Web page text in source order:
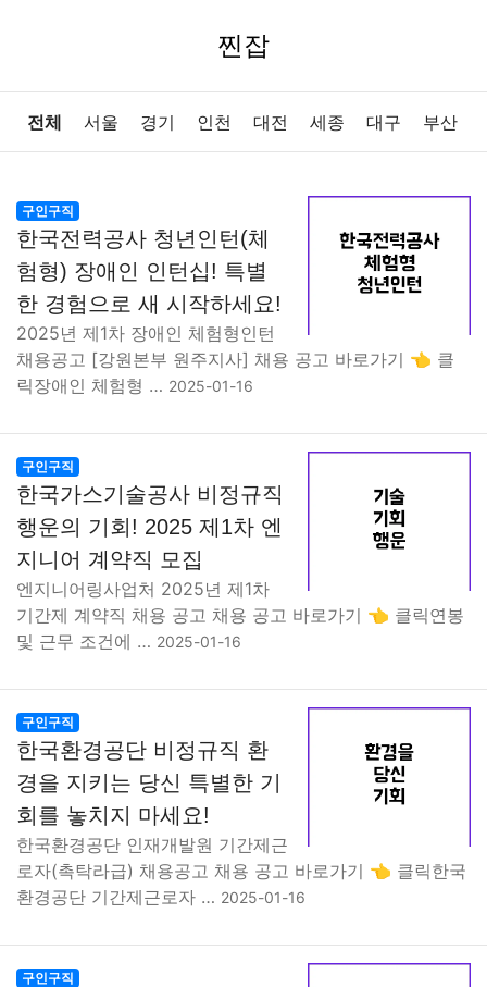
찐잡
전체 서울 경기 인천 대전 세종 대구 부산
전남 제주
구인구직
한국전력공사 청년인턴(체
험형) 장애인 인턴십! 특별
한 경험으로 새 시작하세요!
2025년 제1차 장애인 체험형인턴
채용공고 [강원본부 원주지사] 채용 공고 바로가기 👈 클
릭장애인 체험형 … 2025-01-16
구인구직
한국가스기술공사 비정규직
행운의 기회! 2025 제1차 엔
지니어 계약직 모집
엔지니어링사업처 2025년 제1차
기간제 계약직 채용 공고 채용 공고 바로가기 👈 클릭연봉
및 근무 조건에 … 2025-01-16
구인구직
한국환경공단 비정규직 환
경을 지키는 당신 특별한 기
회를 놓치지 마세요!
한국환경공단 인재개발원 기간제근
로자(촉탁라급) 채용공고 채용 공고 바로가기 👈 클릭한국
환경공단 기간제근로자 … 2025-01-16
구인구직